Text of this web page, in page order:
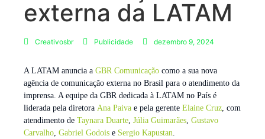
externa da LATAM
Creativosbr Publicidade dezembro 9, 2024
A LATAM anuncia a GBR Comunicação como a sua nova
agência de comunicação externa no Brasil para o atendimento da
imprensa. A equipe da GBR dedicada à LATAM no País é
liderada pela diretora Ana Paiva e pela gerente Elaine Cruz , com
atendimento de Taynara Duarte Júlia Guimarães Gustavo
Carvalho Gabriel Godois e Sergio Kapustan